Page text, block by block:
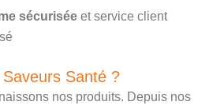
sécurisée et service client
Santé ?
nos produits. Depuis nos